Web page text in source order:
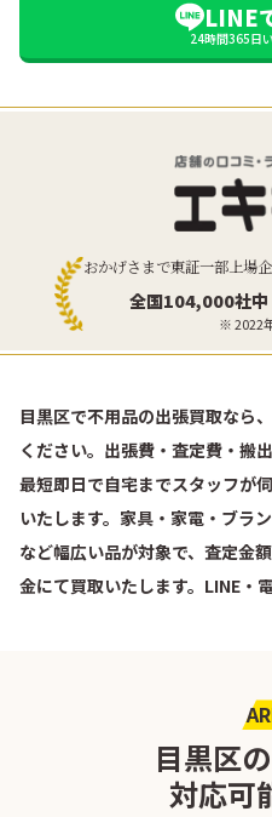
LINE
24時間365日
おかげさまで東証一部上場
全国104,000社中
※ 2022
目黒区で不用品の出張買取なら
ください。出張費・査定費・搬
最短即日で自宅までスタッフが
いたします。家具・家電・ブラ
など幅広い品が対象で、査定金
金にて買取いたします。LINE・
目黒区
対応可